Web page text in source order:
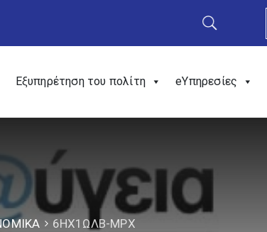
Εξυπηρέτηση του πολίτη eΥπηρεσίες
6ΗΧ1ΩΛΒ-ΜΡΧ